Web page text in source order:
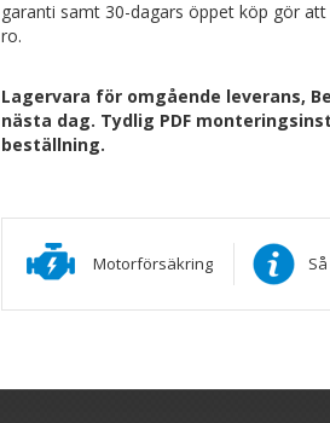
garanti samt 30-dagars öppet köp gör
ro.
Lagervara för omgående leverans,
nästa dag. Tydlig PDF
beställning.
Motorförsäkring